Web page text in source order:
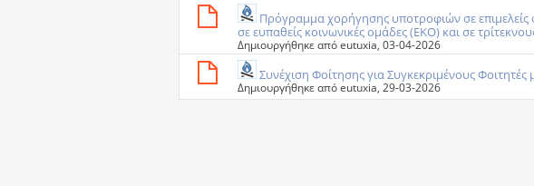
Πρόγραμμα χορήγησης υποτροφιών σε επιμελείς
σε ευπαθείς κοινωνικές ομάδες (ΕΚΟ) και σε
Δημιουργήθηκε απόeutuxia‎, 03-04-2026
Συνέχιση Φοίτησης για Συγκεκριμένους
Δημιουργήθηκε απόeutuxia‎, 29-03-2026